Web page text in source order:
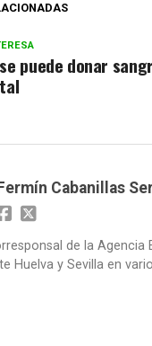
puede donar
Fermín Cabanillas
de la Agencia
Huelva y Sevilla en